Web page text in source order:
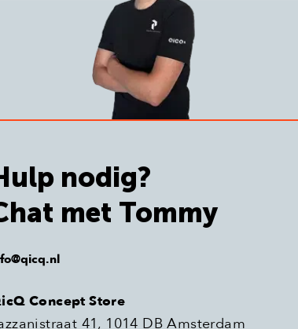
nodig?
met Tommy
Concept Store
41, 1014 DB Amsterdam